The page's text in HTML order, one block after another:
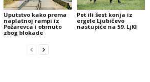
Uputstvo kako prema
naplatnoj rampi iz
Požarevca i obrnuto
zbog blokade
Pet ili šest konja iz
ergele Ljubičevo
nastupiće na 59. LjKI